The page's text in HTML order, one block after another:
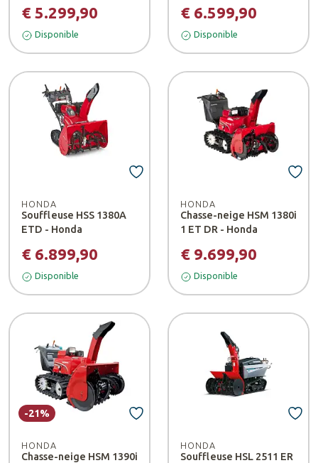
€ 5.299,90
Disponible
€ 6.599,90
Disponible
HONDA
Souffleuse HSS 1380A
ETD - Honda
€ 6.899,90
Disponible
HONDA
Chasse-neige HSM 1380i
1 ET DR - Honda
€ 9.699,90
Disponible
HONDA
Chasse-neige HSM 1390i
-21%
HONDA
Souffleuse HSL 2511 ER